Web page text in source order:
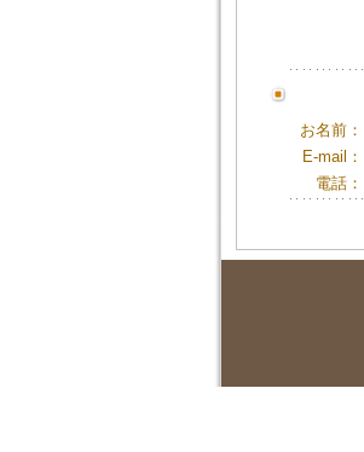
お名前：
E-mail：
電話：